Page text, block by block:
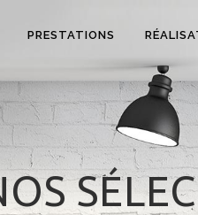
PRESTATIONS